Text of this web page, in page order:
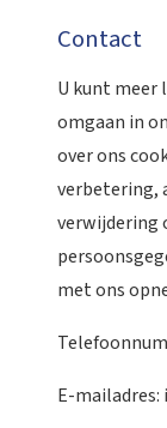
Contact
U kunt meer
omgaan in
over ons
verbetering,
verwijdering
met ons
E-